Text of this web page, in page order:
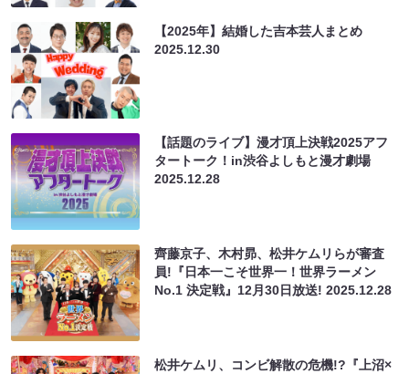
【2025年】結婚した吉本芸人まとめ
2025.12.30
【話題のライブ】漫才頂上決戦2025アフ
タートーク！in渋谷よしもと漫才劇場
2025.12.28
齊藤京子、木村昴、松井ケムリらが審査
員!『日本一こそ世界一！世界ラーメン
No.1 決定戦』12月30日放送!2025.12.28
松井ケムリ、コンビ解散の危機!?『上沼×